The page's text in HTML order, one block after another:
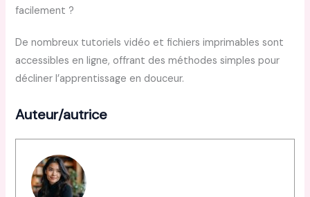
facilement ?
De nombreux tutoriels vidéo et fichiers imprimables sont
accessibles en ligne, offrant des méthodes simples pour
décliner l’apprentissage en douceur.
Auteur/autrice